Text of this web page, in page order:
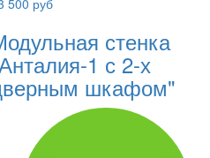
500 руб
стенка
1 с 2-х
шкафом"